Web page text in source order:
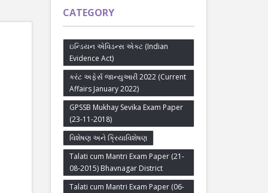
CATEGORY
ઇન્ડિયન એવિડન્સ એક્ટ (Indian
Evidence Act)
કરંટ અફેર્સ જાન્યુઆરી 2022 (Current
Affairs January 2022)
GPSSB Mukhay Sevika Exam Paper
(23-11-2018)
વિશેષણ અને ક્રિયાવિશેષણ
Talati cum Mantri Exam Paper (21-
08-2015) Bhavnagar District
Talati cum Mantri Exam Paper (06-